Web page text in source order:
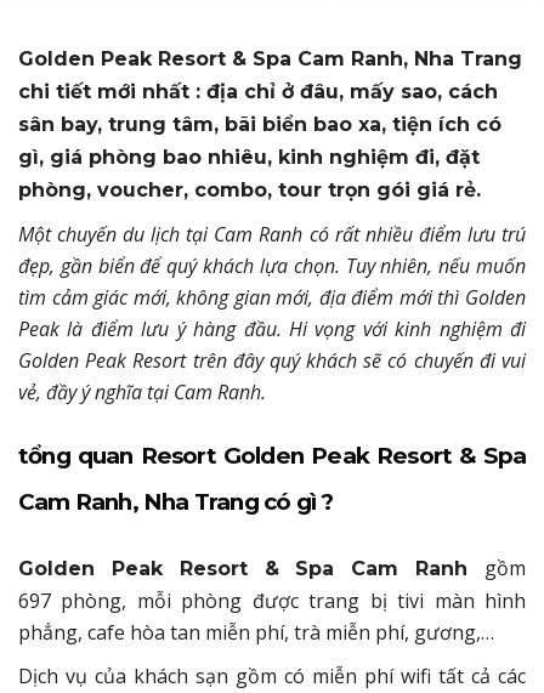
Golden Peak Resort & Spa Cam Ranh, Nha Trang
chi tiết mới nhất : địa chỉ ở đâu, mấy sao, cách
sân bay, trung tâm, bãi biển bao xa, tiện ích có
gì, giá phòng bao nhiêu, kinh nghiệm đi, đặt
phòng, voucher, combo, tour trọn gói giá rẻ.
Một chuyến du lịch tại Cam Ranh có rất nhiều điểm lưu trú
đẹp, gần biển để quý khách lựa chọn. Tuy nhiên, nếu muốn
tìm cảm giác mới, không gian mới, địa điểm mới thì Golden
Peak là điểm lưu ý hàng đầu. Hi vọng với kinh nghiệm đi
Golden Peak Resort trên đây quý khách sẽ có chuyến đi vui
vẻ, đầy ý nghĩa tại Cam Ranh.
tổng quan Resort Golden Peak Resort & Spa
Cam Ranh, Nha Trang có gì ?
Golden Peak Resort & Spa Cam Ranh gồm
697 phòng, mỗi phòng được trang bị tivi màn hình
phẳng, cafe hòa tan miễn phí, trà miễn phí, gương,…
Dịch vụ của khách sạn gồm có miễn phí wifi tất cả các